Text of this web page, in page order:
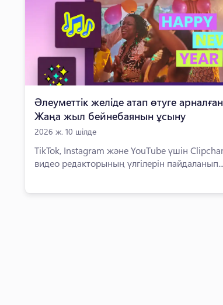
Әлеуметтік желіде атап өтуге
Жаңа жыл бейнебаянын ұсыну
2026 ж. 10 шілде
TikTok, Instagram және YouTube үшін
видео редакторының үлгілерін пайдаланып...